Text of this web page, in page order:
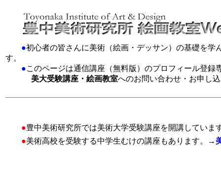
●初心者の皆さんに美術（絵画・デッサン）の基礎を
す。
●このページは通信講座（無料版）のプロフィール登録
美大受験講座・絵画教室へのお問い合わせ・お申し
●豊中美術研究所では美術大学受験講座を開講していま
●美術高校を受験する中学生むけの講座もあります。→